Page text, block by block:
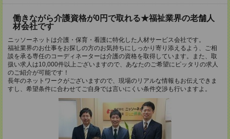
働きながら介護資格が0円で取れる★福祉業界の老舗人
材会社です
ニッソーネットは介護・保育・看護に特化した人材サービス会社です。
福祉業界のお仕事をお探しの方のお気持ちにしっかり寄り添えるよう、ご相
談を承る専任のコーディネーターは介護の資格を取得しています。また、取
扱い求人は10,000件以上ございますので、あなたのご希望にピッタリの求人
のご紹介が可能です！
長年のネットワークがございますので、現場のリアルな情報もお伝えできま
すし、希望条件に合わせてご自身では言いにくい条件交渉も行いますよ。